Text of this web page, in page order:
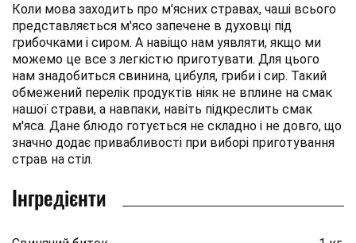
Коли мова заходить про м'ясних стравах, чаші всього
представляється м'ясо запечене в духовці під
грибочками і сиром. А навіщо нам уявляти, якщо ми
можемо це все з легкістю приготувати. Для цього
нам знадобиться свинина, цибуля, гриби і сир. Такий
обмежений перелік продуктів ніяк не вплине на смак
нашої страви, а навпаки, навіть підкреслить смак
м'яса. Дане блюдо готується не складно і не довго, що
значно додає привабливості при виборі приготування
страв на стіл.
Інгредієнти